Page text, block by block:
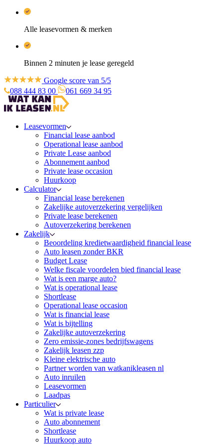
Alle leasevormen & merken
Binnen 2 minuten je lease geregeld
Google score van 5/5
088 444 83 00
061 669 34 95
Leasevormen
Financial lease aanbod
Operational lease aanbod
Private Lease aanbod
Abonnement aanbod
Private lease occasion
Huurkoop
Calculator
Financial lease berekenen
Zakelijke autoverzekering vergelijken
Private lease berekenen
Autoverzekering berekenen
Zakelijk
Beoordeling kredietwaardigheid financial lease
Auto leasen zonder BKR
Budget Lease
Welke fiscale voordelen bied financial lease
Wat is een marge auto?
Wat is operational lease
Shortlease
Operational lease occasion
Wat is financial lease
Wat is bijtelling
Zakelijke autoverzekering
Zero emissie-zones bedrijfswagens
Zakelijk leasen zzp
Kleine elektrische auto
Partner worden van watkanikleasen nl
Auto inruilen
Leasevormen
Laadpas
Particulier
Wat is private lease
Auto abonnement
Shortlease
Huurkoop auto